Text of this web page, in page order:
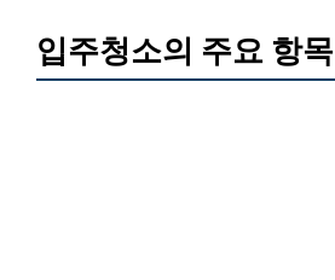
입주청소의 주요 항목